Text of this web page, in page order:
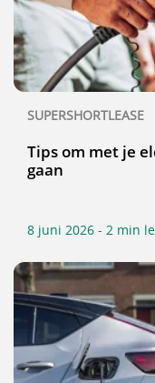
SUPERSHORTLEASE
Tips om met je
gaan
8 juni 2026 - 2 min